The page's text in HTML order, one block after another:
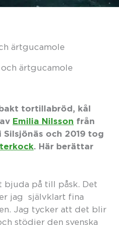
ärtgucamole
tortillabröd, kål
Emilia Nilsson från
och 2019 tog
. Här berättar
bjuda på till påsk. Det
jag självklart fina
Jag tycker att det blir
stödjer den svenska